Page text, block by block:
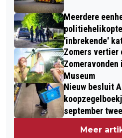
Meerdere
'inbrekende'
Zomers vertier
Museum
Nieuw besluit
september
Meer